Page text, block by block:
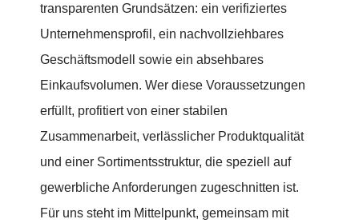
transparenten Grundsätzen: ein verifiziertes
Unternehmensprofil, ein nachvollziehbares
Geschäftsmodell sowie ein absehbares
Einkaufsvolumen. Wer diese Voraussetzungen
erfüllt, profitiert von einer stabilen
Zusammenarbeit, verlässlicher Produktqualität
und einer Sortimentsstruktur, die speziell auf
gewerbliche Anforderungen zugeschnitten ist.
Für uns steht im Mittelpunkt, gemeinsam mit